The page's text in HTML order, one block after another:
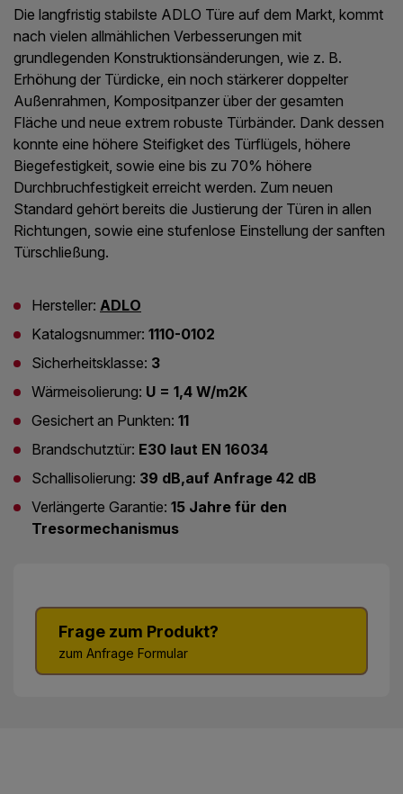
Frage zum Produkt?
zum Anfrage Formular
Die langfristig stabilste ADLO Türe auf dem Markt, kommt
nach vielen allmählichen Verbesserungen mit
grundlegenden Konstruktionsänderungen, wie z. B.
Erhöhung der Türdicke, ein noch stärkerer doppelter
Außenrahmen, Kompositpanzer über der gesamten
Fläche und neue extrem robuste Türbänder. Dank dessen
konnte eine höhere Steifigket des Türflügels, höhere
Biegefestigkeit, sowie eine bis zu 70% höhere
Durchbruchfestigkeit erreicht werden. Zum neuen
Standard gehört bereits die Justierung der Türen in allen
Richtungen, sowie eine stufenlose Einstellung der sanften
Türschließung.
Hersteller: ADLO
Katalogsnummer: 1110-0102
Sicherheitsklasse: 3
Wärmeisolierung: U = 1,4 W/m2K
Gesichert an Punkten: 11
Brandschutztür: E30 laut EN 16034
Schallisolierung: 39 dB,auf Anfrage 42 dB
Verlängerte Garantie: 15 Jahre für den
Tresormechanismus